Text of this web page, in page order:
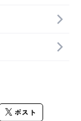
ポスト